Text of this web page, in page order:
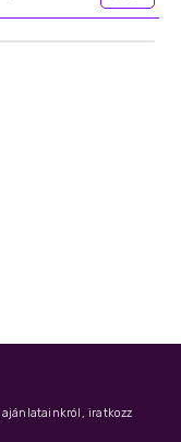
ajánlatainkról, iratkozz